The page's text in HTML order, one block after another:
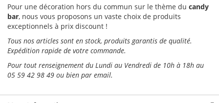
Pour une décoration hors du commun sur le thème du candy
bar, nous vous proposons un vaste choix de produits
exceptionnels à prix discount !
Tous nos articles sont en stock, produits garantis de qualité.
Expédition rapide de votre commande.
Pour tout renseignement du Lundi au Vendredi de 10h à 18h au
05 59 42 98 49 ou bien par email.